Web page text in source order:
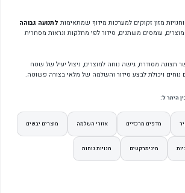
מזון זקוקים למערכות מידוף שמתאימות לתנועה גבוהה
עומסים משתנים, סידור לפי מחלקות ונראות מסחרית
תצוגה מסודרת, גישה נוחה למוצרים, ניצול יעיל של שטח
ויכולת לבצע סידור והשלמה של מלאי בצורה פשוטה.
היתר ל:
מדפים מרכזיים אזורי השלמה מוצרים יבשים
מינימרקטים חנויות נוחות